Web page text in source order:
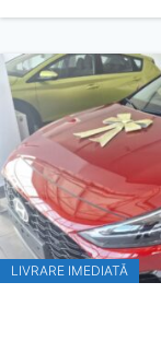
LIVRARE IMEDIATĂ